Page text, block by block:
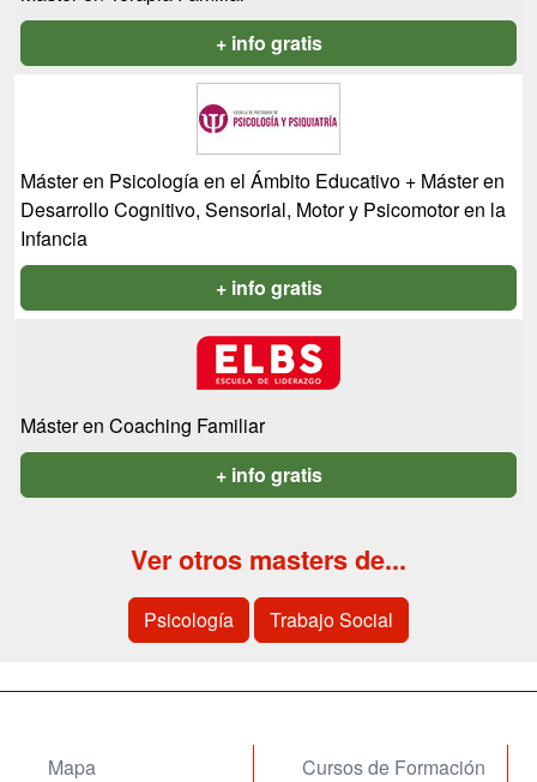
+ info gratis
Máster en Psicología en el Ámbito Educativo + Máster en
Desarrollo Cognitivo, Sensorial, Motor y Psicomotor en la
Infancia
+ info gratis
Máster en Coaching Familiar
+ info gratis
Ver otros masters de...
Psicología Trabajo Social
Mapa
Cursos de Formación